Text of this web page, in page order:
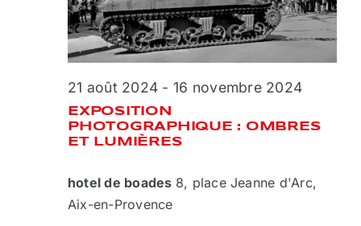
EXPOSITION
PHOTOGRAPHIQUE : OMBRES
ET LUMIÈRES
21 août 2024 - 16 novembre 2024
hotel de boades 8, place Jeanne d'Arc,
Aix-en-Provence